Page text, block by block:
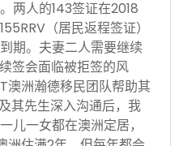
两人的143签证在2018
（居民返程签证）
期。夫妻二人需要继续
签会面临被拒签的风
澳洲瀚德移民团队帮助其
其先生深入沟通后，我
儿一女都在澳洲定居，